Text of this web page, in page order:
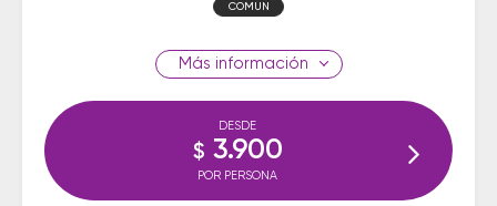
COMUN
información
DESDE
$ 3.900
POR PERSONA